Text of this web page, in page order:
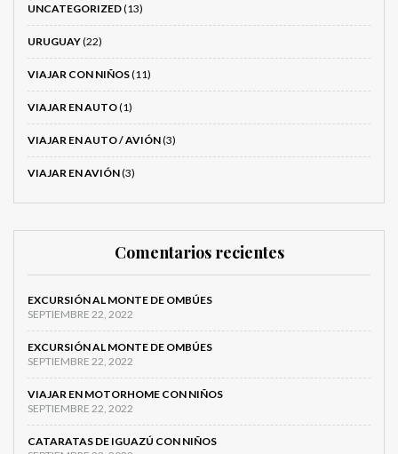
UNCATEGORIZED(13)
URUGUAY(22)
VIAJAR CON NIÑOS(11)
VIAJAR EN AUTO(1)
VIAJAR EN AUTO / AVIÓN(3)
VIAJAR EN AVIÓN(3)
Comentarios recientes
EXCURSIÓN AL MONTE DE OMBÚES
SEPTIEMBRE 22, 2022
EXCURSIÓN AL MONTE DE OMBÚES
SEPTIEMBRE 22, 2022
VIAJAR EN MOTORHOME CON NIÑOS
SEPTIEMBRE 22, 2022
CATARATAS DE IGUAZÚ CON NIÑOS